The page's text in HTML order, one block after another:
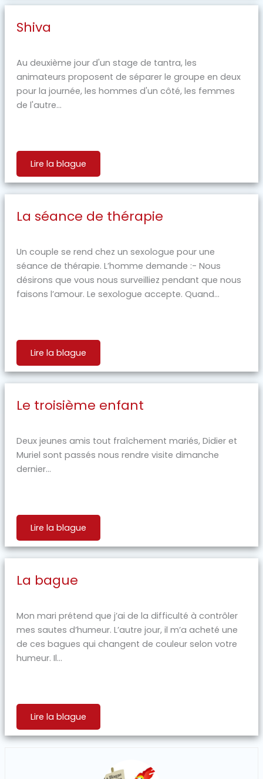
Shiva
Au deuxième jour d'un stage de tantra, les
animateurs proposent de séparer le groupe en deux
pour la journée, les hommes d'un côté, les femmes
de l'autre...
Lire la blague
La séance de thérapie
Un couple se rend chez un sexologue pour une
séance de thérapie. L’homme demande :- Nous
désirons que vous nous surveilliez pendant que nous
faisons l’amour. Le sexologue accepte. Quand...
Lire la blague
Le troisième enfant
Deux jeunes amis tout fraîchement mariés, Didier et
Muriel sont passés nous rendre visite dimanche
dernier...
Lire la blague
La bague
Mon mari prétend que j’ai de la difficulté à contrôler
mes sautes d’humeur. L’autre jour, il m’a acheté une
de ces bagues qui changent de couleur selon votre
humeur. Il...
Lire la blague